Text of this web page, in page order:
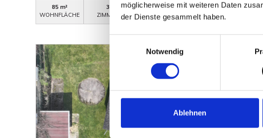
möglicherweise mit weiteren Daten
der Dienste gesammelt haben.
Notwendig
Ablehnen
85 m²
WOHNFLÄCHE
3
ZIMMER
WB-574
OBJEKTNUMMER